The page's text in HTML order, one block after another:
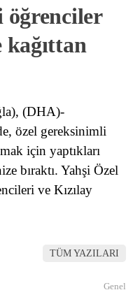
öğrenciler
kağıttan
(DHA)-
özel gereksinimli
için yaptıkları
bıraktı. Yahşi Özel
ve Kızılay
TÜM YAZILARI
Genel